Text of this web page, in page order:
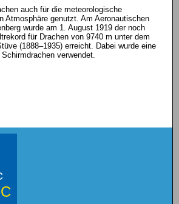
auch für die meteorologische
Atmosphäre genutzt. Am Aeronautischen
wurde am 1. August 1919 der noch
für Drachen von 9740 m unter dem
(1888–1935) erreicht. Dabei wurde eine
verwendet.